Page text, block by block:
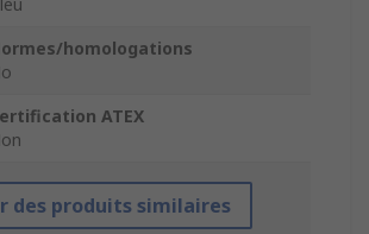
homologations
ATEX
des produits similaires